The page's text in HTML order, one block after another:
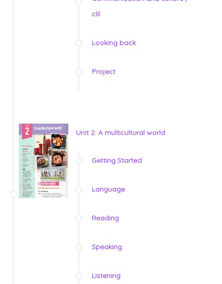
clil
Looking back
Project
Unit 2: A multicultural world
Getting Started
Language
Reading
Speaking
Listening